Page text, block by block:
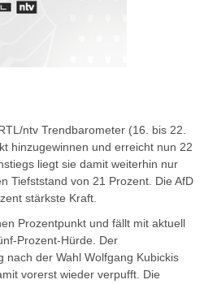
ntv Trendbarometer (16. bis 22.
hinzugewinnen und erreicht nun 22
liegt sie damit weiterhin nur
Tiefststand von 21 Prozent. Die AfD
stärkste Kraft.
Prozentpunkt und fällt mit aktuell
Prozent-Hürde. Der
nach der Wahl Wolfgang Kubickis
vorerst wieder verpufft. Die